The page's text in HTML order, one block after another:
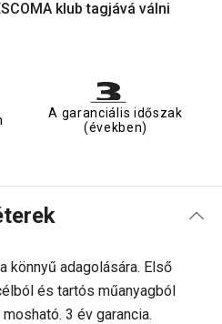
klub tagjává válni
A garanciális időszak
(években)
könnyű adagolására. Első
és tartós műanyagból
3 év garancia.